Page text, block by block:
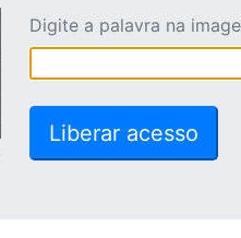
Digite a palavra na